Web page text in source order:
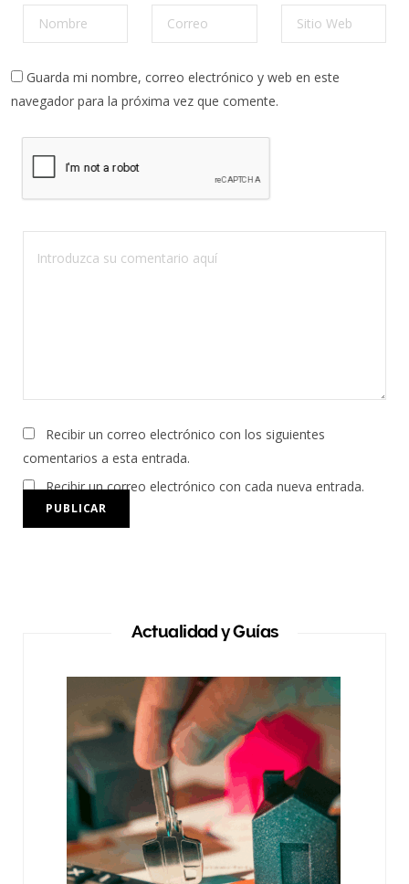
Guarda mi nombre, correo electrónico y web en este
navegador para la próxima vez que comente.
Recibir un correo electrónico con los siguientes
comentarios a esta entrada.
Recibir un correo electrónico con cada nueva entrada.
Actualidad y Guías